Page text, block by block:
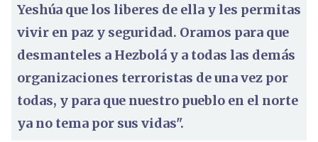
Yeshúa que los liberes de ella y les permitas
vivir en paz y seguridad. Oramos para que
desmanteles a Hezbolá y a todas las demás
organizaciones terroristas de una vez por
todas, y para que nuestro pueblo en el norte
ya no tema por sus vidas".